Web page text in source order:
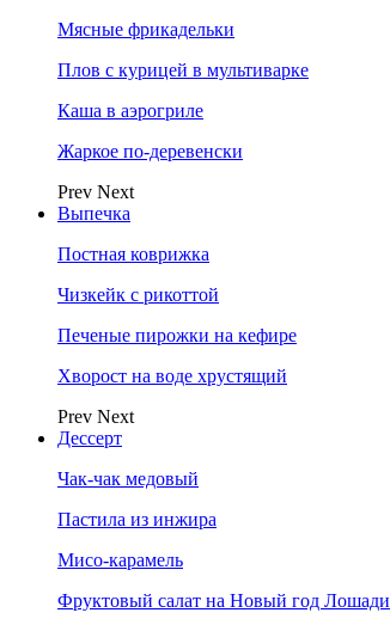
Мясные фрикадельки
Плов с курицей в мультиварке
Каша в аэрогриле
Жаркое по-деревенски
Prev Next
Выпечка
Постная коврижка
Чизкейк с рикоттой
Печеные пирожки на кефире
Хворост на воде хрустящий
Prev Next
Дессерт
Чак-чак медовый
Пастила из инжира
Мисо-карамель
Фруктовый салат на Новый год Лошади